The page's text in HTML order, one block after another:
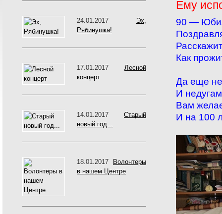
24.01.2017 Эх,
Рябинушка!
17.01.2017 Лесной
концерт
14.01.2017 Старый
новый год...
18.01.2017
Волонтеры
в нашем Центре
Ему
90 —
Как
Да еще не
И
Вам
И на 100